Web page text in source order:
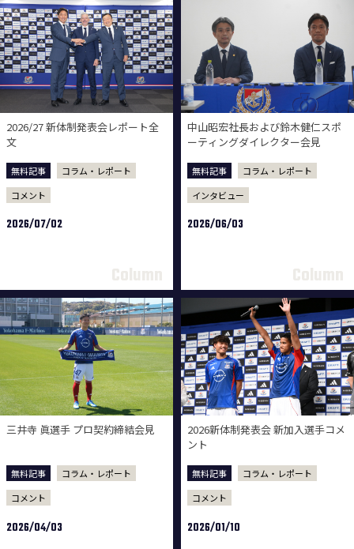
2026/27 新体制発表会レポート全
文
無料記事
コラム・レポート
コメント
2026/07/02
中山昭宏社長および鈴木健仁スポ
ーティングダイレクター会見
無料記事
コラム・レポート
インタビュー
2026/06/03
三井寺 眞選手 プロ契約締結会見
無料記事
コラム・レポート
コメント
2026/04/03
2026新体制発表会 新加入選手コメ
ント
無料記事
コラム・レポート
コメント
2026/01/10